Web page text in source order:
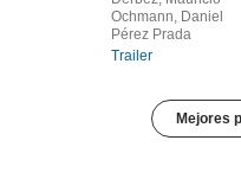
Ochmann, Daniel
Pérez Prada
Trailer
Mejores